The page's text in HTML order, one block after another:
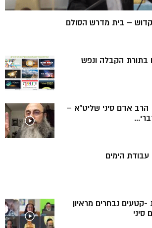
– בית מדרש הסולם
בתורת הקבלה ונפש
אדם סיני שליט”א –
הימים
קטעים נבחרים מראיון